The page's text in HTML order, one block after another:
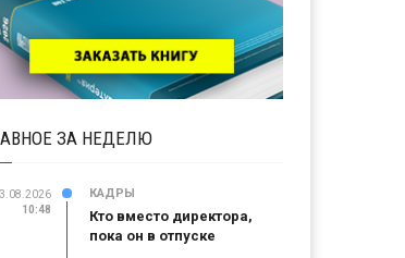
ЗА НЕДЕЛЮ
10:48
КАДРЫ
Кто вместо директора,
пока он в отпуске